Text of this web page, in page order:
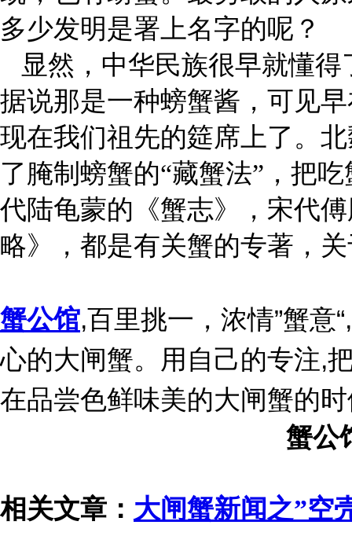
多少发明是署上名字的呢？
显然，中华民族很早就懂得
据说那是一种螃蟹酱，可见
现在我们祖 先的筵席上了。
了腌制螃蟹的“藏蟹法”， 把吃
代陆龟蒙的《蟹志》，宋代
略》，都是有关蟹的专著，
蟹公馆,百里挑一，浓情”蟹意
心的大闸蟹。用自己的专注,
在品尝色鲜味美的大闸蟹的
蟹公
相关文章： 大闸蟹新闻之”空